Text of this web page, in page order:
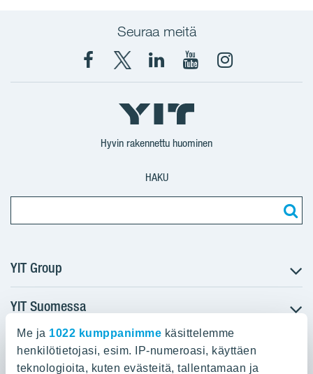
Me ja 1022 kumppanimme käsittelemme
henkilötietojasi, esim. IP-numeroasi, käyttäen
teknologioita, kuten evästeitä, tallentamaan ja
Seuraa meitä
Facebook
X
YIT
Suomi
YIT
Corporation
YIT
Corporation
Instagram
Hyvin rakennettu huominen
HAKU
YIT Group
Tietoa YIT:stä
Töihin meille
Sijoittajat
YIT Suomessa
Myytävät asunnot
Vuokrattavat toimitilat
YIT:n pääkonttori
Panuntie 11, PL 36, 00620 Helsinki